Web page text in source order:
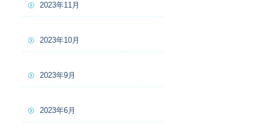
2023年11月
2023年10月
2023年9月
2023年6月